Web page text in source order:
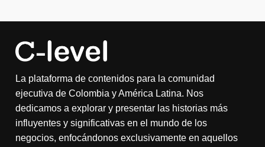
La plataforma de contenidos para la comunidad
ejecutiva de Colombia y América Latina. Nos
dedicamos a explorar y presentar las historias más
influyentes y significativas en el mundo de los
negocios, enfocándonos exclusivamente en aquellos